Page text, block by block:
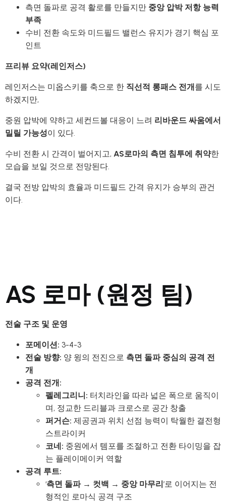
측면 돌파로 공격 활로를 만들지만 중앙 압박 저항 능력
부족
수비 전환 속도와 미드필드 밸런스 유지가 경기 핵심 포
인트
프리뷰 요약(레인저스)
레인저스는 미옵스키를 축으로 한 직선적 롱패스 전개를 시도
하겠지만,
중원 압박에 약하고 세컨드볼 대응이 느려 리바운드 싸움에서
밀릴 가능성이 있다.
수비 전환 시 간격이 벌어지고, AS로마의 측면 침투에 취약한
모습을 보일 것으로 전망된다.
결국 전방 압박의 효율과 미드필드 간격 유지가 승부의 관건
이다.
AS 로마 (원정 팀)
전술 구조 및 운영
포메이션: 3-4-3
전술 방향: 양 윙의 전진으로 측면 돌파 중심의 공격 전
개
공격 전개:
펠레그리니: 터치라인을 따라 넓은 폭으로 움직이
며, 정교한 드리블과 크로스로 공간 창출
퍼거슨: 제공권과 위치 선점 능력이 탁월한 결전형
스트라이커
코네: 중원에서 템포를 조절하고 전환 타이밍을 잡
는 플레이메이커 역할
공격 루트:
‘측면 돌파 → 컷백 → 중앙 마무리’로 이어지는 전
형적인 로마식 공격 구조